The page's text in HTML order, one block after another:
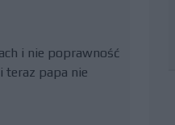
i nie poprawność
teraz papa nie